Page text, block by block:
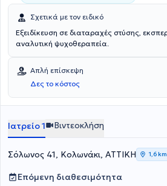
Σχετικά με τον ειδικό
Εξειδίκευση σε διαταραχές στύσης,
αναλυτική ψυχοθεραπεία.
Απλή επίσκεψη
Δες το κόστος
Ιατρείο 1 Βιντεοκλήση
Σόλωνος 41, Κολωνάκι, ΑΤΤΙΚΗ 1,6 km
Επόμενη διαθεσιμότητα